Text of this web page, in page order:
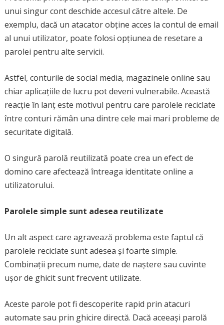
unui singur cont deschide accesul către altele. De
exemplu, dacă un atacator obține acces la contul de email
al unui utilizator, poate folosi opțiunea de resetare a
parolei pentru alte servicii.
Astfel, conturile de social media, magazinele online sau
chiar aplicațiile de lucru pot deveni vulnerabile. Această
reacție în lanț este motivul pentru care parolele reciclate
între conturi rămân una dintre cele mai mari probleme de
securitate digitală.
O singură parolă reutilizată poate crea un efect de
domino care afectează întreaga identitate online a
utilizatorului.
Parolele simple sunt adesea reutilizate
Un alt aspect care agravează problema este faptul că
parolele reciclate sunt adesea și foarte simple.
Combinații precum nume, date de naștere sau cuvinte
ușor de ghicit sunt frecvent utilizate.
Aceste parole pot fi descoperite rapid prin atacuri
automate sau prin ghicire directă. Dacă aceeași parolă